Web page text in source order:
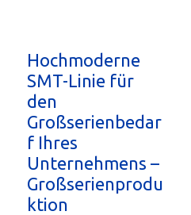
Hochmoderne
SMT-Linie für
den
Großserienbedar
f Ihres
Unternehmens –
Großserienprodu
ktion